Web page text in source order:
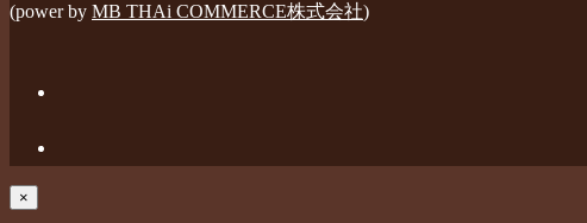
(power by MB THAi COMMERCE株式会社)
×